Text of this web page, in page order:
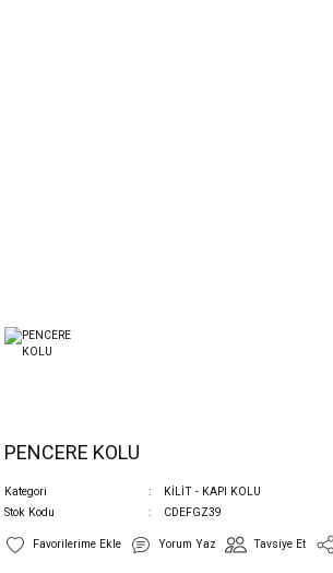
PENCERE KOLU
Kategori
KİLİT - KAPI KOLU
Stok Kodu
CDEFGZ39
Yorum Yaz Tavsiye Et